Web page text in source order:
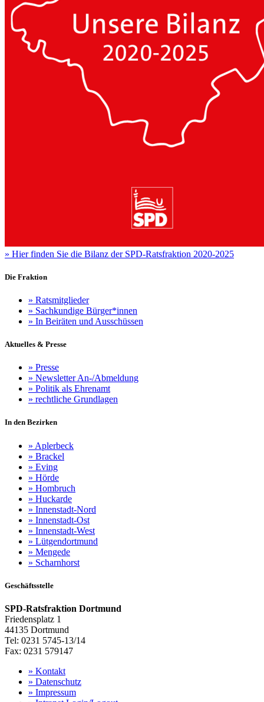
» Hier finden Sie die Bilanz der SPD-Ratsfraktion 2020-2025
Die Fraktion
» Ratsmitglieder
» Sachkundige Bürger*innen
» In Beiräten und Ausschüssen
Aktuelles & Presse
» Presse
» Newsletter An-/Abmeldung
» Politik als Ehrenamt
» rechtliche Grundlagen
In den Bezirken
» Aplerbeck
» Brackel
» Eving
» Hörde
» Hombruch
» Huckarde
» Innenstadt-Nord
» Innenstadt-Ost
» Innenstadt-West
» Lütgendortmund
» Mengede
» Scharnhorst
Geschäftsstelle
SPD-Ratsfraktion Dortmund
Friedensplatz 1
44135 Dortmund
Tel: 0231 5745-13/14
Fax: 0231 579147
» Kontakt
» Datenschutz
» Impressum